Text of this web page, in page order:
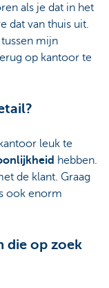
als je dat in het
dat van thuis uit.
mijn
op kantoor te
leuk te
hebben.
de klant. Graag
ook enorm
die op zoek